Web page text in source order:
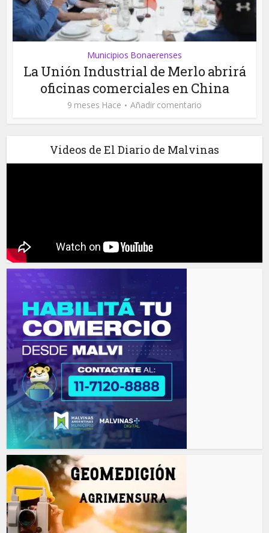
Municipios Bonaerenses
La Unión Industrial de Merlo abrirá
oficinas comerciales en China
9 meses Hace Añadir comentario
Videos de El Diario de Malvinas